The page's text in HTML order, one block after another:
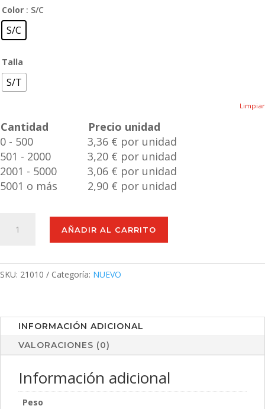
Color : S/C
S/C
Talla
S/T
Limpiar
Cantidad
Precio unidad
0 - 500
3,36 € por unidad
501 - 2000
3,20 € por unidad
2001 - 5000
3,06 € por unidad
5001 o más
2,90 € por unidad
Navaja
AÑADIR AL CARRITO
SKU: 21010 Categoría: NUEVO
INFORMACIÓN ADICIONAL
VALORACIONES (0)
Información adicional
Peso